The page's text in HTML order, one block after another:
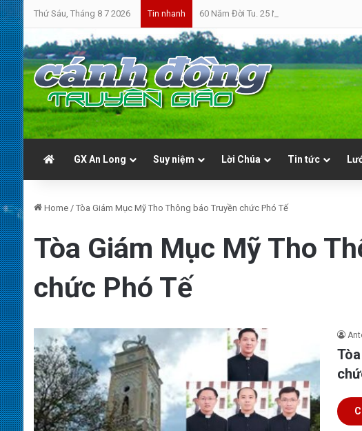
Thứ Sáu, Tháng 8 7 2026 Tin nhanh 60 Năm Đời Tu. 25 Năm Linh Mục. Phần
GX An Long Suy niệm Lời Chúa Tin tức
Home / Tòa Giám Mục Mỹ Tho Thông báo Truyền chức Phó Tế
Tòa Giám Mục Mỹ Tho
chức Phó Tế